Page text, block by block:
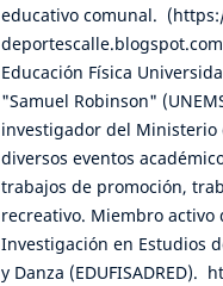
educativo comunal.
Educación Física
"Samuel Robinson"
investigador del Ministerio
diversos eventos
trabajos de promoción,
recreativo. Miembro
Investigación en Estudios
y Danza